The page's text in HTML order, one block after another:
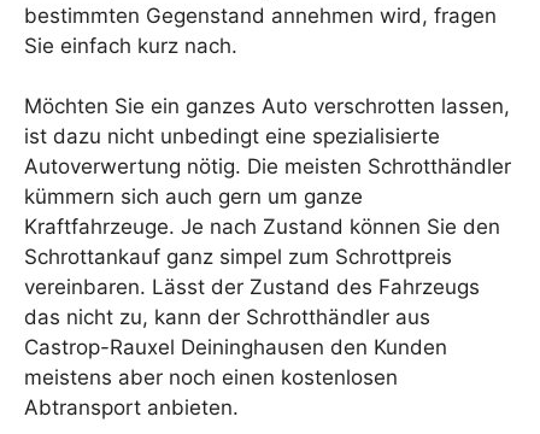
bestimmten Gegenstand annehmen wird, fragen
Sie einfach kurz nach.
Möchten Sie ein ganzes Auto verschrotten lassen,
ist dazu nicht unbedingt eine spezialisierte
Autoverwertung nötig. Die meisten Schrotthändler
kümmern sich auch gern um ganze
Kraftfahrzeuge. Je nach Zustand können Sie den
Schrottankauf ganz simpel zum Schrottpreis
vereinbaren. Lässt der Zustand des Fahrzeugs
das nicht zu, kann der Schrotthändler aus
Castrop-Rauxel Deininghausen den Kunden
meistens aber noch einen kostenlosen
Abtransport anbieten.